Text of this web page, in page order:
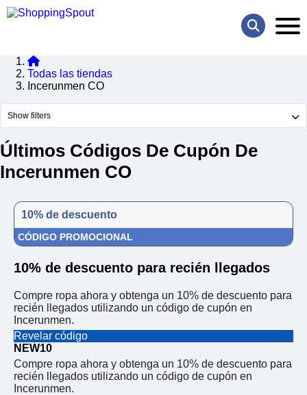
Todas las tiendas
Incerunmen CO
Show filters
Últimos Códigos De Cupón De
Incerunmen CO
10% de descuento
CÓDIGO PROMOCIONAL
10% de descuento para recién llegados
Compre ropa ahora y obtenga un 10% de descuento para
recién llegados utilizando un código de cupón en
Incerunmen.
Revelar código
NEW10
Compre ropa ahora y obtenga un 10% de descuento para
recién llegados utilizando un código de cupón en
Incerunmen.